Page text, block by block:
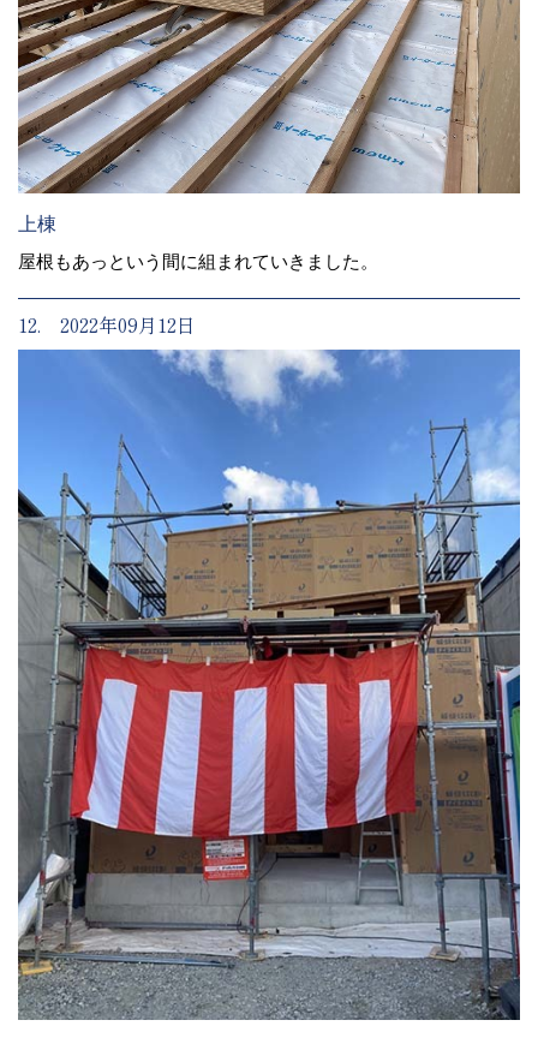
上棟
屋根もあっという間に組まれていきました。
12. 2022年09月12日